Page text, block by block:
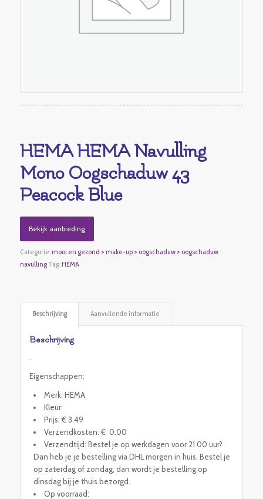
HEMA HEMA Navulling
Mono Oogschaduw 43
Peacock Blue
Bekijk aanbieding
Categorie: mooi en gezond > make-up > oogschaduw > oogschaduw
navulling Tag: HEMA
Beschrijving Aanvullende informatie
Beschrijving
Eigenschappen:
Merk: HEMA
Kleur:
Prijs: € 3.49
Verzendkosten: € 0.00
Verzendtijd: Bestel je op werkdagen voor 21.00 uur?
Dan heb je je bestelling via DHL morgen in huis. Bestel je
op zaterdag of zondag, dan wordt je bestelling op
dinsdag bij je thuis bezorgd.
Op voorraad: